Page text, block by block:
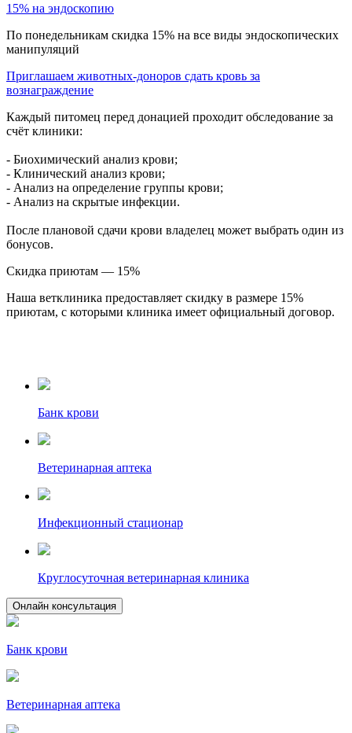
15% на эндоскопию
По понедельникам скидка 15% на все виды эндоскопических
манипуляций
Приглашаем животных-доноров сдать кровь за
вознаграждение
Каждый питомец перед донацией проходит обследование за
счёт клиники:
- Биохимический анализ крови;
- Клинический анализ крови;
- Анализ на определение группы крови;
- Анализ на скрытые инфекции.
После плановой сдачи крови владелец может выбрать один из
бонусов.
Скидка приютам — 15%
Наша ветклиника предоставляет скидку в размере 15%
приютам, с которыми клиника имеет официальный договор.
Банк крови
Ветеринарная аптека
Инфекционный стационар
Круглосуточная ветеринарная клиника
Онлайн консультация
Банк крови
Ветеринарная аптека